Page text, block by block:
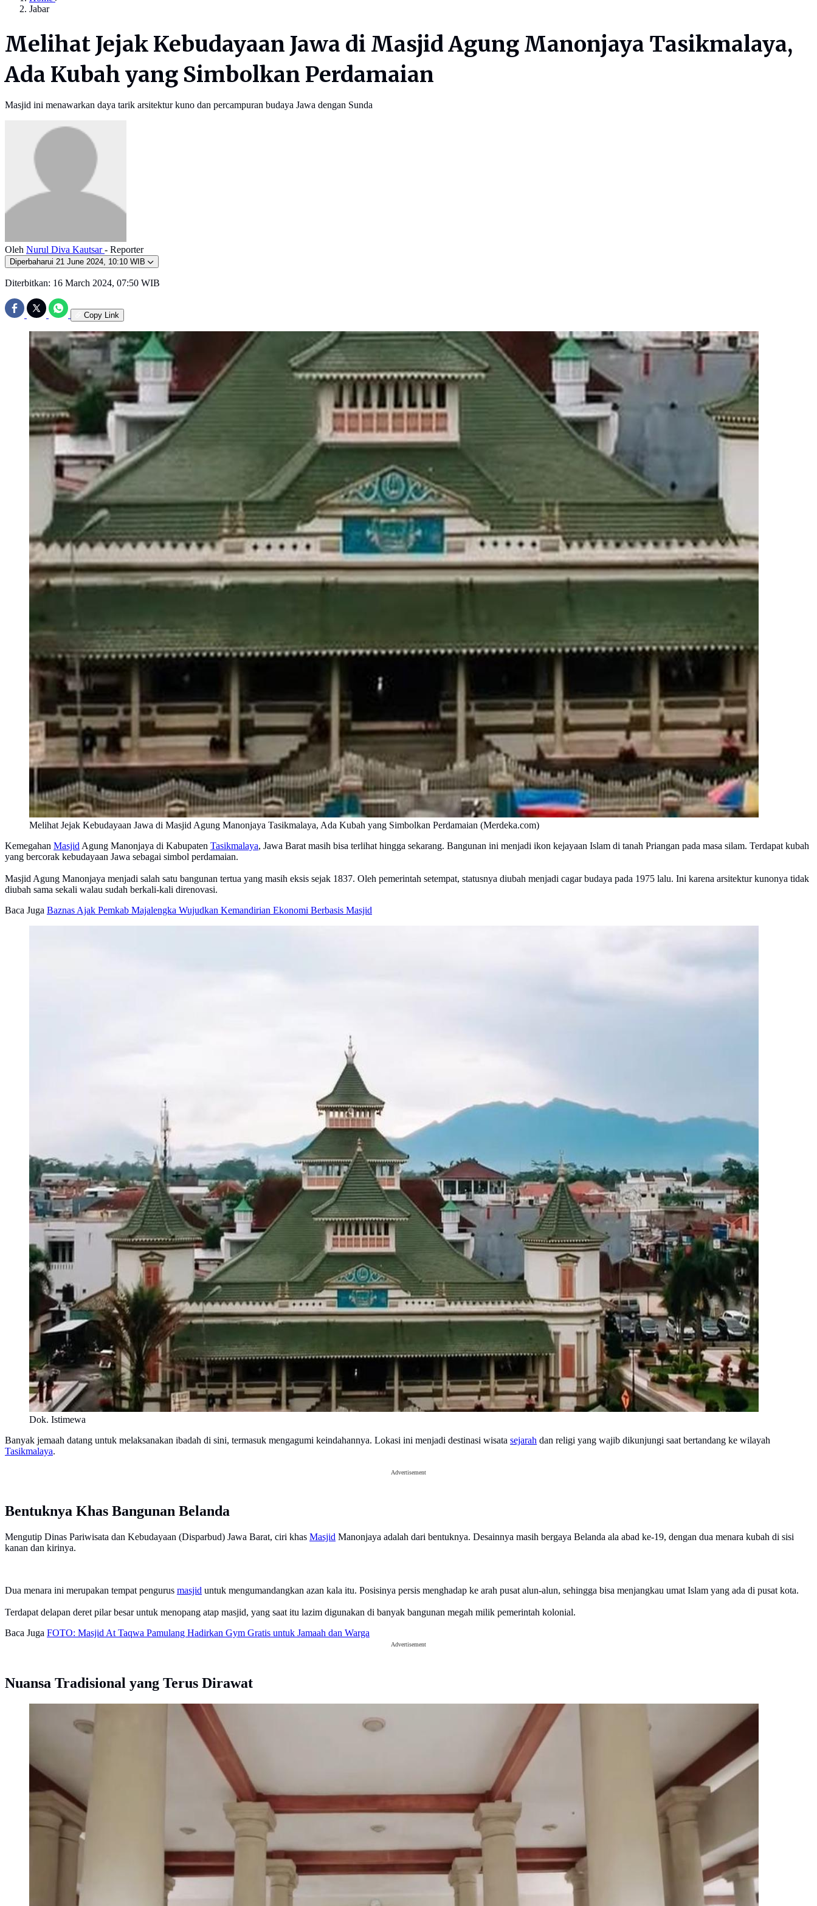
Jabar
Melihat Jejak Kebudayaan Jawa di Masjid Agung Manonjaya Tasikmalaya,
Ada Kubah yang Simbolkan Perdamaian
Masjid ini menawarkan daya tarik arsitektur kuno dan percampuran budaya Jawa dengan Sunda
Oleh Nurul Diva Kautsar- Reporter
Diperbaharui 21 June 2024, 10:10 WIB
Diterbitkan: 16 March 2024, 07:50 WIB
Copy Link
Melihat Jejak Kebudayaan Jawa di Masjid Agung Manonjaya Tasikmalaya, Ada Kubah yang Simbolkan Perdamaian (Merdeka.com)
Kemegahan Masjid Agung Manonjaya di Kabupaten Tasikmalaya, Jawa Barat masih bisa terlihat hingga sekarang. Bangunan ini menjadi ikon kejayaan Islam di tanah Priangan pada masa silam. Terdapat kubah
yang bercorak kebudayaan Jawa sebagai simbol perdamaian.
Masjid Agung Manonjaya menjadi salah satu bangunan tertua yang masih eksis sejak 1837. Oleh pemerintah setempat, statusnya diubah menjadi cagar budaya pada 1975 lalu. Ini karena arsitektur kunonya tidak
diubah sama sekali walau sudah berkali-kali direnovasi.
Baca Juga Baznas Ajak Pemkab Majalengka Wujudkan Kemandirian Ekonomi Berbasis Masjid
Dok. Istimewa
Banyak jemaah datang untuk melaksanakan ibadah di sini, termasuk mengagumi keindahannya. Lokasi ini menjadi destinasi wisata sejarah dan religi yang wajib dikunjungi saat bertandang ke wilayah
Tasikmalaya.
Advertisement
Bentuknya Khas Bangunan Belanda
Mengutip Dinas Pariwisata dan Kebudayaan (Disparbud) Jawa Barat, ciri khas Masjid Manonjaya adalah dari bentuknya. Desainnya masih bergaya Belanda ala abad ke-19, dengan dua menara kubah di sisi
kanan dan kirinya.
Dua menara ini merupakan tempat pengurus masjid untuk mengumandangkan azan kala itu. Posisinya persis menghadap ke arah pusat alun-alun, sehingga bisa menjangkau umat Islam yang ada di pusat kota.
Terdapat delapan deret pilar besar untuk menopang atap masjid, yang saat itu lazim digunakan di banyak bangunan megah milik pemerintah kolonial.
Baca Juga FOTO: Masjid At Taqwa Pamulang Hadirkan Gym Gratis untuk Jamaah dan Warga
Advertisement
Nuansa Tradisional yang Terus Dirawat